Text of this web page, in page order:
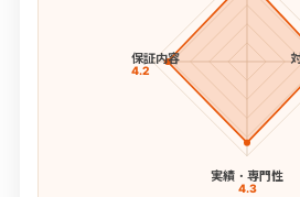
実績・専門性
4.3
保証内容
4.2